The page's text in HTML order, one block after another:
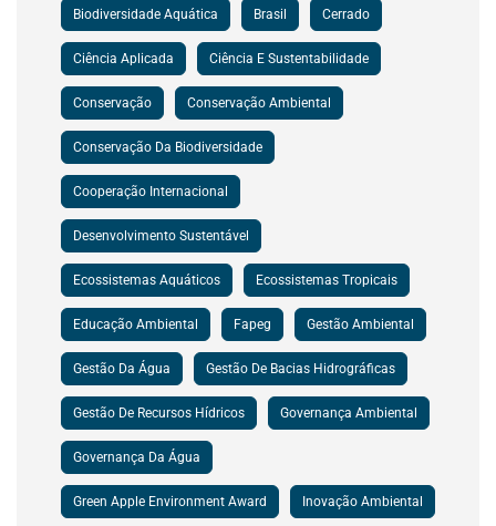
Biodiversidade Aquática Brasil Cerrado
Ciência Aplicada Ciência E Sustentabilidade
Conservação Conservação Ambiental
Conservação Da Biodiversidade
Cooperação Internacional
Desenvolvimento Sustentável
Ecossistemas Aquáticos Ecossistemas Tropicais
Educação Ambiental Fapeg Gestão Ambiental
Gestão Da Água Gestão De Bacias Hidrográficas
Gestão De Recursos Hídricos Governança Ambiental
Governança Da Água
Green Apple Environment Award Inovação Ambiental